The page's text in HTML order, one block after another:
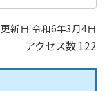
更新日 令和6年3月4日
アクセス数122